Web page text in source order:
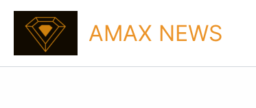
Skip
content
AMAX NEWS